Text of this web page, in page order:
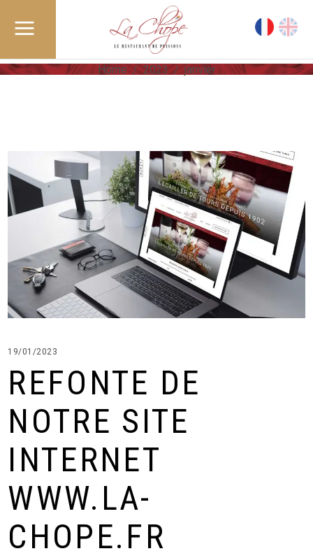
Home/2023/ janvier
19/01/2023
REFONTE DE
NOTRE SITE
INTERNET
WWW.LA-
CHOPE.FR